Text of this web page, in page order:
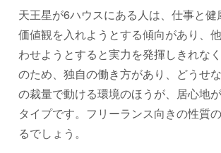
天王星が6ハウスにある人は、仕事と健
価値観を入れようとする傾向があり、
わせようとすると実力を発揮しきれな
のため、独自の働き方があり、どうせ
の裁量で動ける環境のほうが、居心地
タイプです。フリーランス向きの性質
るでしょう。